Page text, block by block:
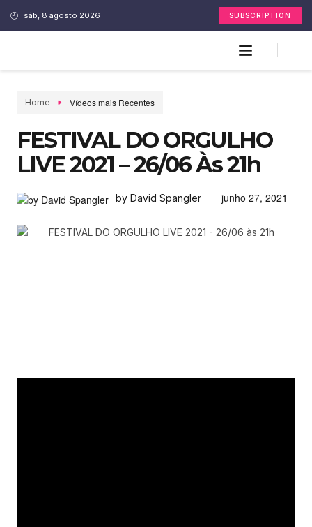
sáb, 8 agosto 2026 SUBSCRIPTION
Home Vídeos mais Recentes
FESTIVAL DO ORGULHO
LIVE 2021 – 26/06 Às 21h
by David Spangler junho 27, 2021